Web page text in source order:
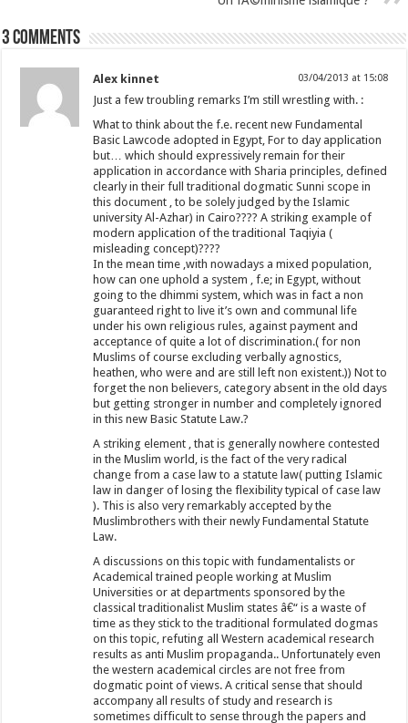
3 comments
Alex kinnet 03/04/2013 at 15:08
Just a few troubling remarks I’m still wrestling with. :
What to think about the f.e. recent new Fundamental
Basic Lawcode adopted in Egypt, For to day application
but… which should expressively remain for their
application in accordance with Sharia principles, defined
clearly in their full traditional dogmatic Sunni scope in
this document , to be solely judged by the Islamic
university Al-Azhar) in Cairo???? A striking example of
modern application of the traditional Taqiyia (
misleading concept)????
In the mean time ,with nowadays a mixed population,
how can one uphold a system , f.e; in Egypt, without
going to the dhimmi system, which was in fact a non
guaranteed right to live it’s own and communal life
under his own religious rules, against payment and
acceptance of quite a lot of discrimination.( for non
Muslims of course excluding verbally agnostics,
heathen, who were and are still left non existent.)) Not to
forget the non believers, category absent in the old days
but getting stronger in number and completely ignored
in this new Basic Statute Law.?
A striking element , that is generally nowhere contested
in the Muslim world, is the fact of the very radical
change from a case law to a statute law( putting Islamic
law in danger of losing the flexibility typical of case law
). This is also very remarkably accepted by the
Muslimbrothers with their newly Fundamental Statute
Law.
A discussions on this topic with fundamentalists or
Academical trained people working at Muslim
Universities or at departments sponsored by the
classical traditionalist Muslim states â€“ is a waste of
time as they stick to the traditional formulated dogmas
on this topic, refuting all Western academical research
results as anti Muslim propaganda.. Unfortunately even
the western academical circles are not free from
dogmatic point of views. A critical sense that should
accompany all results of study and research is
sometimes difficult to sense through the papers and